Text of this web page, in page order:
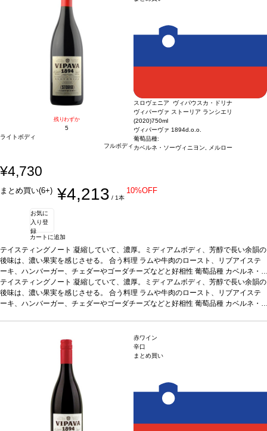
残りわずか
5
ライトボディ
フルボディ
スロヴェニア ヴィパウスカ・ドリナ
ヴィパーヴァ ストーリア ランシエリ
(2020)750ml
ヴィパーヴァ 1894d.o.o.
葡萄品種:
カベルネ・ソーヴィニヨン, メルロー
¥4,730
まとめ買い(6+) ¥4,213 / 1本
10%OFF
お気に
入り登
録
カートに追加
テイスティングノート 凝縮していて、濃厚。ミディアムボディ、芳醇で長い余韻の
後味は、濃い果実を感じさせる。 合う料理 ラムや牛肉のロースト、リブアイステ
ーキ、ハンバーガー、チェダーやゴーダチーズなどと好相性 葡萄品種 カベルネ・
ソーヴィニヨン、メルロー*本ヴィンテージが在庫切れの場合、在庫があり価格が
同様の場合は自動的に次のヴィンテージに変更されます、ご了承ください。
テイスティングノート 凝縮していて、濃厚。ミディアムボディ、芳醇で長い余韻の
後味は、濃い果実を感じさせる。 合う料理 ラムや牛肉のロースト、リブアイステ
ーキ、ハンバーガー、チェダーやゴーダチーズなどと好相性 葡萄品種 カベルネ・
赤ワイン
辛口
まとめ買い